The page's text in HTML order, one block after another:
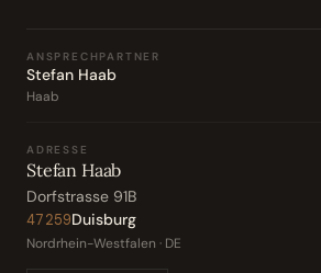
ANSPRECHPARTNER
Stefan Haab
Haab
ADRESSE
Stefan Haab
Dorfstrasse 91B
47259Duisburg
Nordrhein-Westfalen · DE